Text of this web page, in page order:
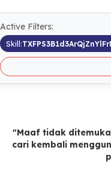
Active Filters:
Skill:
"Maaf tidak
cari kembali